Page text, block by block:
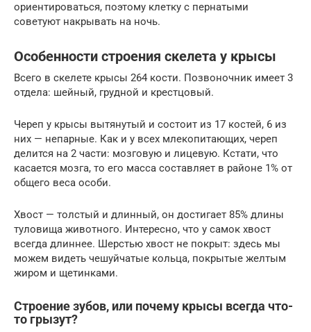
ориентироваться, поэтому клетку с пернатыми
советуют накрывать на ночь.
Особенности строения скелета у крысы
Всего в скелете крысы 264 кости. Позвоночник имеет 3
отдела: шейный, грудной и крестцовый.
Череп у крысы вытянутый и состоит из 17 костей, 6 из
них — непарные. Как и у всех млекопитающих, череп
делится на 2 части: мозговую и лицевую. Кстати, что
касается мозга, то его масса составляет в районе 1% от
общего веса особи.
Хвост — толстый и длинный, он достигает 85% длины
туловища животного. Интересно, что у самок хвост
всегда длиннее. Шерстью хвост не покрыт: здесь мы
можем видеть чешуйчатые кольца, покрытые желтым
жиром и щетинками.
Строение зубов, или почему крысы всегда что-
то грызут?